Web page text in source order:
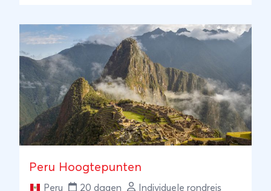
Peru Hoogtepunten
Peru 20 dagen Individuele rondreis